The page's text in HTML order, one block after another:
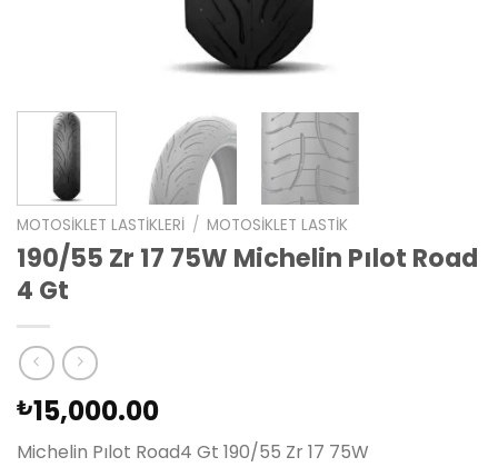
MOTOSIKLET LASTIKLERI / MOTOSIKLET LASTIK
190/55 Zr 17 75W Michelin Pılot Road
4 Gt
₺15,000.00
Michelin Pılot Road4 Gt 190/55 Zr 17 75W